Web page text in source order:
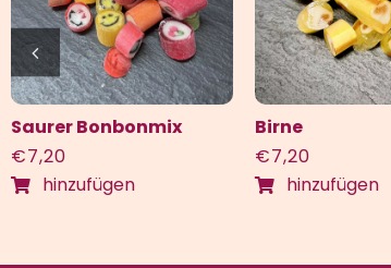
Saurer Bonbonmix
€7,20
hinzufügen
Birne
€7,20
hinzufügen